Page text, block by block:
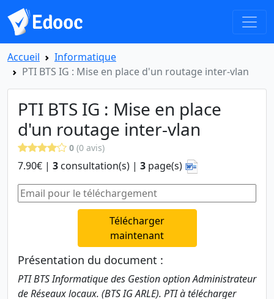
Accueil
Informatique
PTI BTS IG : Mise en place d'un routage inter-vlan
PTI BTS IG : Mise en place
d'un routage inter-vlan
0 (0 avis)
7.90€ | 3 consultation(s) | 3 page(s)
Télécharger
maintenant
Présentation du document :
PTI BTS Informatique des Gestion option Administrateur
de Réseaux locaux. (BTS IG ARLE). PTI à télécharger